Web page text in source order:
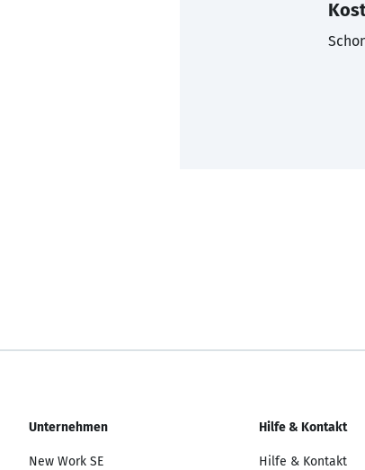
Unternehmen
New Work SE
Hilfe & Kontakt
Hilfe & Kontakt